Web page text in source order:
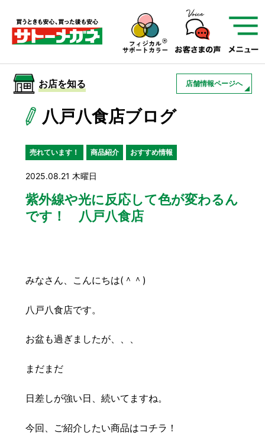
サトーメガネを知る
サトーメガネについて
01 サトーメガネの遠近
検査・フィッティング
アフターサービス
お店を知る
サービスを知る
お知らせ
お問い合わせ
採用情報
お店を知る 店舗情報ページへ
八戸八食店ブログ
売れています！ 商品紹介 おすすめ情報
2025.08.21 木曜日
紫外線や光に反応して色が変わるん
です！ 八戸八食店
みなさん、こんにちは(＾＾)
八戸八食店です。
お盆も過ぎましたが、、、
まだまだ
日差しが強い日、続いてますね。
今回、ご紹介したい商品はコチラ！